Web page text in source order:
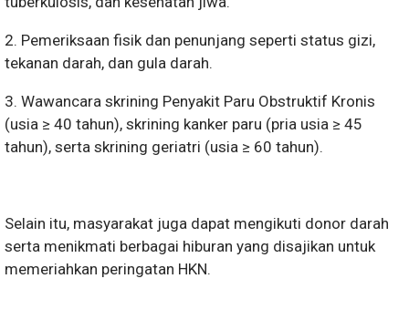
2. Pemeriksaan fisik dan penunjang seperti status gizi,
tekanan darah, dan gula darah.
3. Wawancara skrining Penyakit Paru Obstruktif Kronis
(usia ≥ 40 tahun), skrining kanker paru (pria usia ≥ 45
tahun), serta skrining geriatri (usia ≥ 60 tahun).
Selain itu, masyarakat juga dapat mengikuti donor darah
serta menikmati berbagai hiburan yang disajikan untuk
memeriahkan peringatan HKN.